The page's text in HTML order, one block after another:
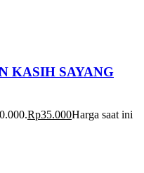
KASIH SAYANG
Rp35.000Harga saat ini